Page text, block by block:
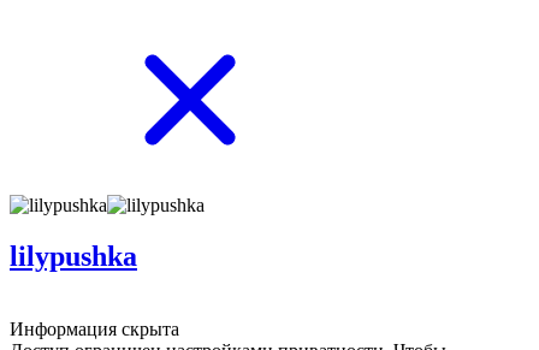
lilypushka
Информация скрыта